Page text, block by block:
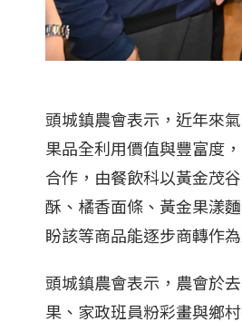
頭城鎮農會表示，近年來
果品全利用價值與豐富度
合作，由餐飲科以黃金茂
酥、橘香面條、黃金果漾
盼該等商品能逐步商轉作
頭城鎮農會表示，農會於
果、家政班員粉彩畫與鄉